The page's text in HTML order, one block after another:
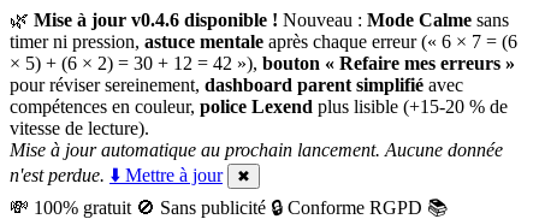
🌿 Mise à jour v0.4.6 disponible ! Nouveau : Mode Calme sans
timer ni pression, astuce mentale après chaque erreur (« 6 × 7 = (6
× 5) + (6 × 2) = 30 + 12 = 42 »), bouton « Refaire mes erreurs »
pour réviser sereinement, dashboard parent simplifié avec
compétences en couleur, police Lexend plus lisible (+15-20 % de
vitesse de lecture).
Mise à jour automatique au prochain lancement. Aucune donnée
n'est perdue. ⬇️ Mettre à jour ✖
💸 100% gratuit 🚫 Sans publicité 🔒 Conforme RGPD 📚